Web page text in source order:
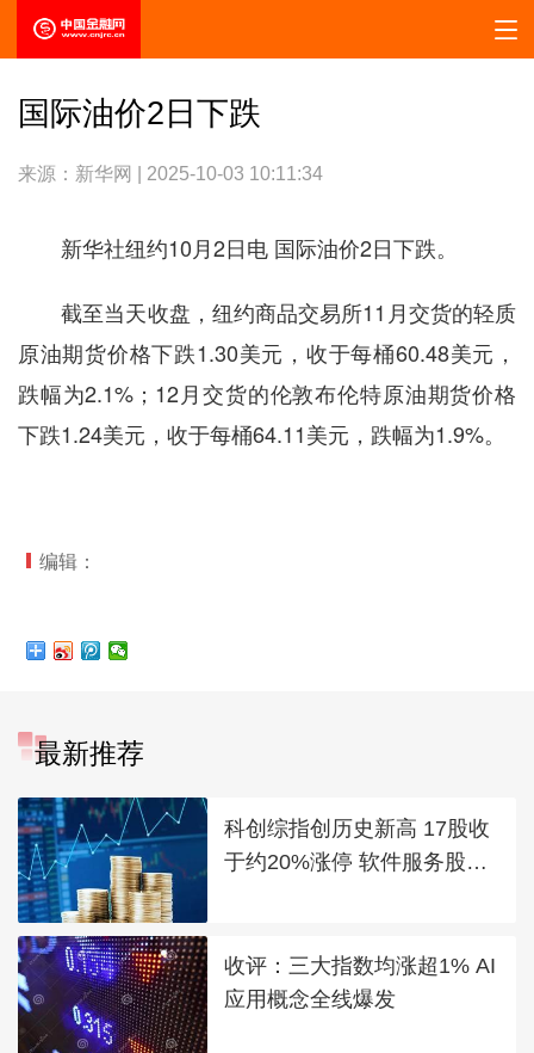
国际油价2日下跌
来源：新华网 | 2025-10-03 10:11:34
新华社纽约10月2日电 国际油价2日下跌。
截至当天收盘，纽约商品交易所11月交货的轻质
原油期货价格下跌1.30美元，收于每桶60.48美元，
跌幅为2.1%；12月交货的伦敦布伦特原油期货价格
下跌1.24美元，收于每桶64.11美元，跌幅为1.9%。
编辑：
最新推荐
科创综指创历史新高 17股收
于约20%涨停 软件服务股领
收评：三大指数均涨超1% AI
应用概念全线爆发